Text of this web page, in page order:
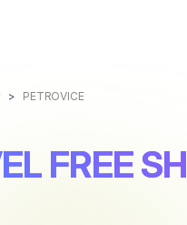
PETROVICE
FREE